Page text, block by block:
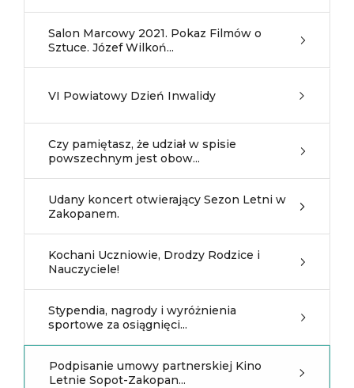
Salon Marcowy 2021. Pokaz Filmów o
Sztuce. Józef Wilkoń...
VI Powiatowy Dzień Inwalidy
Czy pamiętasz, że udział w spisie
powszechnym jest obow...
Udany koncert otwierający Sezon Letni w
Zakopanem.
Kochani Uczniowie, Drodzy Rodzice i
Nauczyciele!
Stypendia, nagrody i wyróżnienia
sportowe za osiągnięci...
Podpisanie umowy partnerskiej Kino
Letnie Sopot-Zakopan...